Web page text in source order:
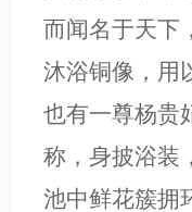
而闻名于天下
沐浴铜像，用
也有一尊杨贵
称，身披浴装
池中鲜花簇拥